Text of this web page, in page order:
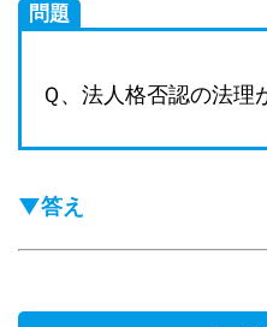
問題
Ｑ、法人格否認の法理
▼答え